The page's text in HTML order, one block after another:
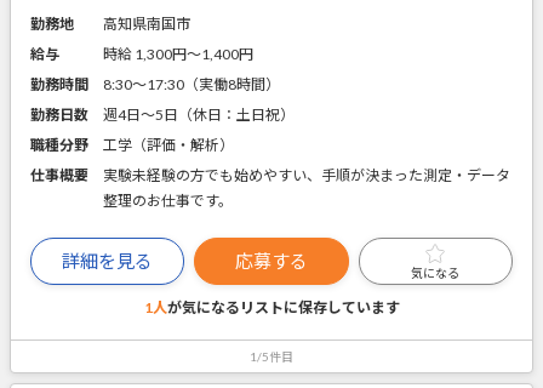
勤務地
高知県南国市
給与
時給 1,300円〜1,400円
勤務時間
8:30～17:30（実働8時間）
勤務日数
週4日～5日（休日：土日祝）
職種分野
工学（評価・解析）
仕事概要
実験未経験の方でも始めやすい、手順が決まった測定・データ
整理のお仕事です。
詳細を見る 応募する
気になる
1人が気になるリストに保存しています
1/5件目